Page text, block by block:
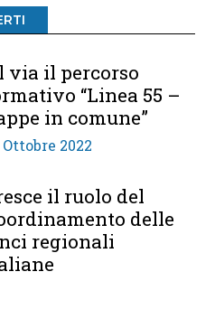
via il percorso
“Linea 55 –
in comune”
Ottobre 2022
il ruolo del
delle
regionali